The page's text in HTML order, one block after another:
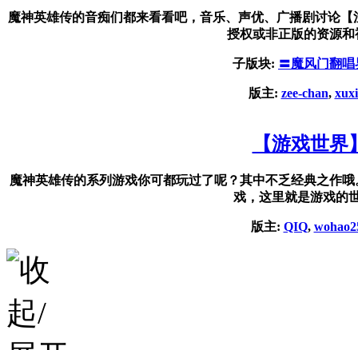
魔神英雄传的音痴们都来看看吧，音乐、声优、广播剧讨论
授权或非正版的资源和
子版块: 〓魔风门翻唱
版主: zee-chan,
【游戏世界
魔神英雄传的系列游戏你可都玩过了呢？其中不乏经典之作
戏，这里就是游戏的
版主: QIQ,